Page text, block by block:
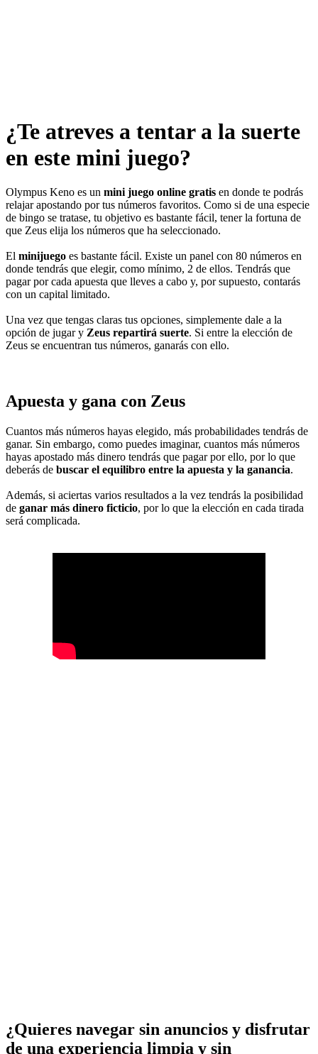
¿Te atreves a tentar a la suerte
en este mini juego?
Olympus Keno es un mini juego online gratis en donde te podrás
relajar apostando por tus números favoritos. Como si de una especie
de bingo se tratase, tu objetivo es bastante fácil, tener la fortuna de
que Zeus elija los números que ha seleccionado.
El minijuego es bastante fácil. Existe un panel con 80 números en
donde tendrás que elegir, como mínimo, 2 de ellos. Tendrás que
pagar por cada apuesta que lleves a cabo y, por supuesto, contarás
con un capital limitado.
Una vez que tengas claras tus opciones, simplemente dale a la
opción de jugar y Zeus repartirá suerte. Si entre la elección de
Zeus se encuentran tus números, ganarás con ello.
Apuesta y gana con Zeus
Cuantos más números hayas elegido, más probabilidades tendrás de
ganar. Sin embargo, como puedes imaginar, cuantos más números
hayas apostado más dinero tendrás que pagar por ello, por lo que
deberás de buscar el equilibro entre la apuesta y la ganancia.
Además, si aciertas varios resultados a la vez tendrás la posibilidad
de ganar más dinero ficticio, por lo que la elección en cada tirada
será complicada.
¿Quieres navegar sin anuncios y disfrutar
de una experiencia limpia y sin